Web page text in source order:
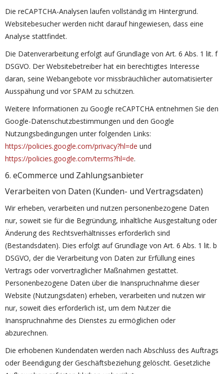
Die reCAPTCHA-Analysen laufen vollständig im Hintergrund.
Websitebesucher werden nicht darauf hingewiesen, dass eine
Analyse stattfindet.
Die Datenverarbeitung erfolgt auf Grundlage von Art. 6 Abs. 1 lit. f
DSGVO. Der Websitebetreiber hat ein berechtigtes Interesse
daran, seine Webangebote vor missbräuchlicher automatisierter
Ausspähung und vor SPAM zu schützen.
Weitere Informationen zu Google reCAPTCHA entnehmen Sie den
Google-Datenschutzbestimmungen und den Google
Nutzungsbedingungen unter folgenden Links:
https://policies.google.com/privacy?hl=de und
https://policies.google.com/terms?hl=de.
6. eCommerce und Zahlungsanbieter
Verarbeiten von Daten (Kunden- und Vertragsdaten)
Wir erheben, verarbeiten und nutzen personenbezogene Daten
nur, soweit sie für die Begründung, inhaltliche Ausgestaltung oder
Änderung des Rechtsverhältnisses erforderlich sind
(Bestandsdaten). Dies erfolgt auf Grundlage von Art. 6 Abs. 1 lit. b
DSGVO, der die Verarbeitung von Daten zur Erfüllung eines
Vertrags oder vorvertraglicher Maßnahmen gestattet.
Personenbezogene Daten über die Inanspruchnahme dieser
Website (Nutzungsdaten) erheben, verarbeiten und nutzen wir
nur, soweit dies erforderlich ist, um dem Nutzer die
Inanspruchnahme des Dienstes zu ermöglichen oder
abzurechnen.
Die erhobenen Kundendaten werden nach Abschluss des Auftrags
oder Beendigung der Geschäftsbeziehung gelöscht. Gesetzliche